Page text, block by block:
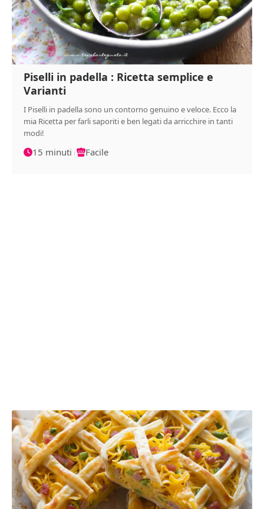
Piselli in padella : Ricetta semplice e
Varianti
I Piselli in padella sono un contorno genuino e veloce. Ecco la
mia Ricetta per farli saporiti e ben legati da arricchire in tanti
modi!
15 minuti Facile